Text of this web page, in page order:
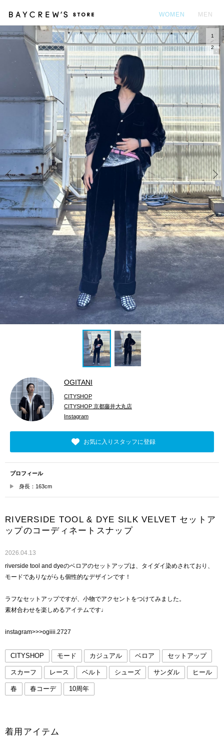
WOMEN MEN
1
2
OGITANI
CITYSHOP
CITYSHOP 京都藤井大丸店
Instagram
お気に入りスタッフに登録
プロフィール
身長：163cm
RIVERSIDE TOOL & DYE SILK VELVET セットア
ップのコーディネートスナップ
2026.04.13
riverside tool and dyeのベロアのセットアップは、タイダイ染めされており、
モードでありながらも個性的なデザインです！
ラフなセットアップですが、小物でアクセントをつけてみました。
素材合わせを楽しめるアイテムです♩
instagram>>>ogiiii.2727
CITYSHOP モード カジュアル ベロア セットアップ
スカーフ レース ベルト シューズ サンダル ヒール
春 春コーデ 10周年
着用アイテム